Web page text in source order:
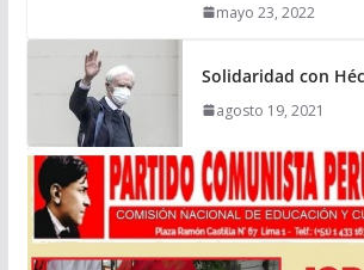
mayo 23, 2022
Solidaridad con
agosto 19, 2021